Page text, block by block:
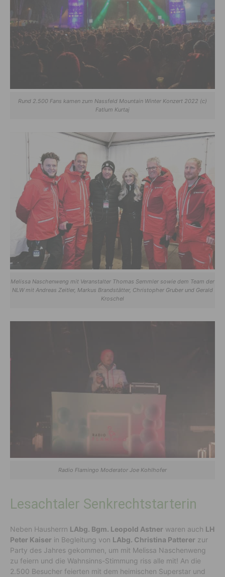
Rund 2.500 Fans kamen zum Nassfeld Mountain Winter Konzert 2022 (c)
Fatlum Kurtaj
Melissa Naschenweng mit Veranstalter Thomas Semmler sowie dem Team der
NLW mit Andreas Zeitler, Markus Brandstätter, Christopher Gruber und Gerald
Kroschel
Radio Flamingo Moderator Joe Kohlhofer
Lesachtaler Senkrechtstarterin
Neben Hausherrn LAbg. Bgm. Leopold Astner waren auch LH
Peter Kaiser in Begleitung von LAbg. Christina Patterer zur
Party des Jahres gekommen, um mit Melissa Naschenweng
zu feiern und die Wahnsinns-Stimmung riss alle mit! An die
2.500 Besucher feierten mit dem heimischen Superstar und